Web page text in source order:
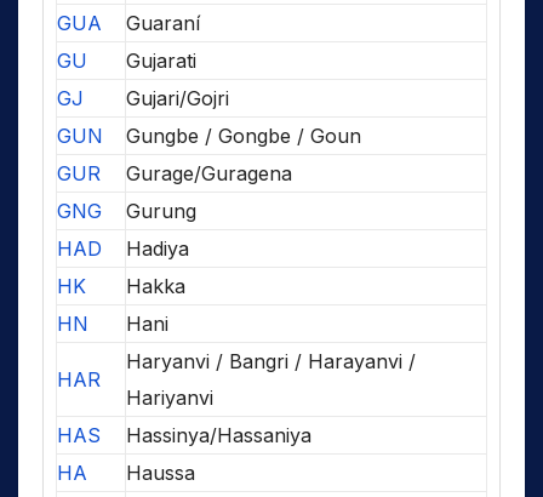
GUA
Guaraní
GU
Gujarati
GJ
Gujari/Gojri
GUN
Gungbe / Gongbe / Goun
GUR
Gurage/Guragena
GNG
Gurung
HAD
Hadiya
HK
Hakka
HN
Hani
HAR
Haryanvi / Bangri / Harayanvi /
Hariyanvi
HAS
Hassinya/Hassaniya
HA
Haussa